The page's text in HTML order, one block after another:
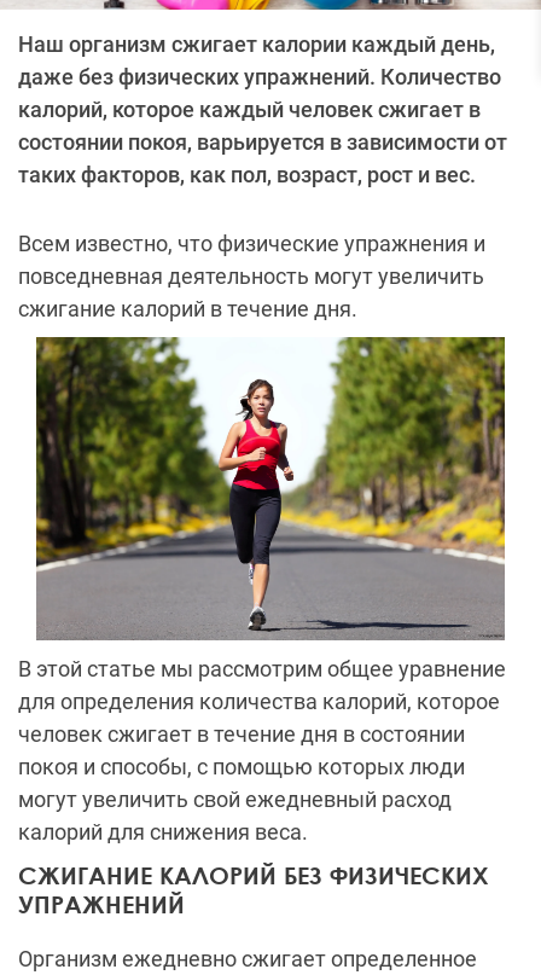
Наш организм сжигает калории каждый день,
даже без физических упражнений. Количество
калорий, которое каждый человек сжигает в
состоянии покоя, варьируется в зависимости от
таких факторов, как пол, возраст, рост и вес.
Всем известно, что физические упражнения и
повседневная деятельность могут увеличить
сжигание калорий в течение дня.
В этой статье мы рассмотрим общее уравнение
для определения количества калорий, которое
человек сжигает в течение дня в состоянии
покоя и способы, с помощью которых люди
могут увеличить свой ежедневный расход
калорий для снижения веса.
СЖИГАНИЕ КАЛОРИЙ БЕЗ ФИЗИЧЕСКИХ
УПРАЖНЕНИЙ
Организм ежедневно сжигает определенное